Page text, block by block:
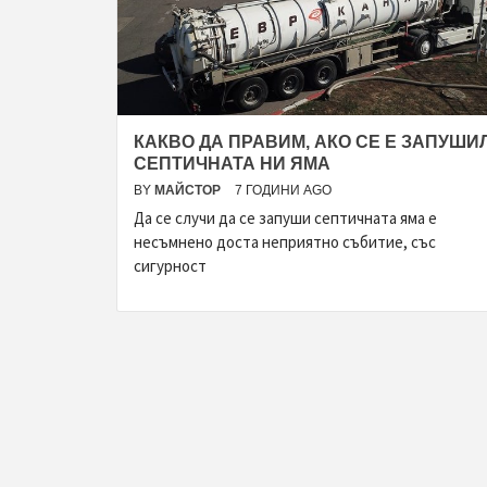
КАКВО ДА ПРАВИМ, АКО СЕ Е
СЕПТИЧНАТА НИ ЯМА
BY МАЙСТОР 7 ГОДИНИ AGO
Да се случи да се запуши септичната яма е
несъмнено доста неприятно събитие, със
сигурност